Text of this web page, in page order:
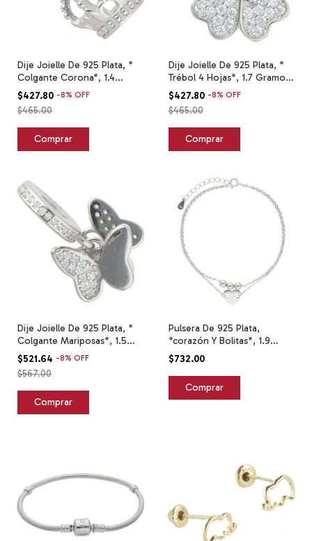
Dije Joielle De 925 Plata, *
Colgante Corona*, 1.4
Gramos Plateado
$427.80 -8% OFF
$465.00
Dije Joielle De 925 Plata, *
Trébol 4 Hojas*, 1.7 Gramos
Plateado
$427.80 -8% OFF
$465.00
Dije Joielle De 925 Plata, *
Colgante Mariposas*, 1.5
Gramos Plateado
$521.64 -8% OFF
$567.00
Pulsera De 925 Plata,
*corazón Y Bolitas*, 1.9
Gramos Plateado 6.3 Cm 20
Cm
$732.00